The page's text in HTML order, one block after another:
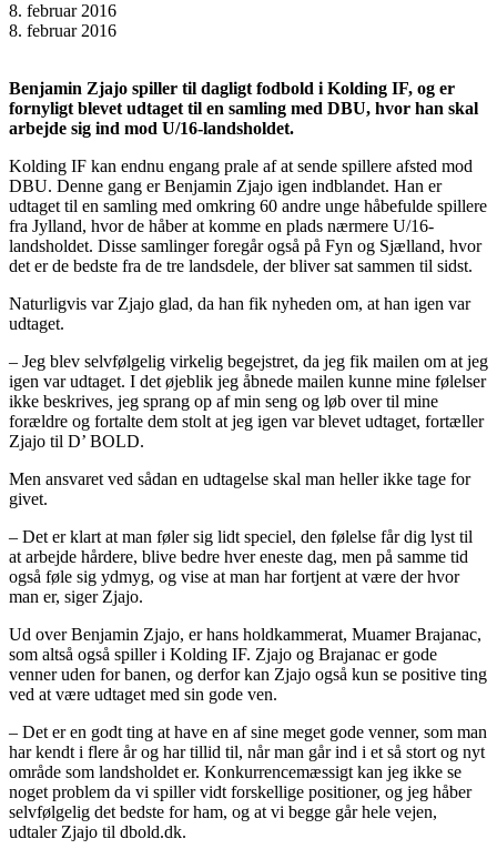
8. februar 2016
8. februar 2016
Benjamin Zjajo spiller til dagligt fodbold i Kolding IF, og er
fornyligt blevet udtaget til en samling med DBU, hvor han skal
arbejde sig ind mod U/16-landsholdet.
Kolding IF kan endnu engang prale af at sende spillere afsted mod
DBU. Denne gang er Benjamin Zjajo igen indblandet. Han er
udtaget til en samling med omkring 60 andre unge håbefulde spillere
fra Jylland, hvor de håber at komme en plads nærmere U/16-
landsholdet. Disse samlinger foregår også på Fyn og Sjælland, hvor
det er de bedste fra de tre landsdele, der bliver sat sammen til sidst.
Naturligvis var Zjajo glad, da han fik nyheden om, at han igen var
udtaget.
– Jeg blev selvfølgelig virkelig begejstret, da jeg fik mailen om at jeg
igen var udtaget. I det øjeblik jeg åbnede mailen kunne mine følelser
ikke beskrives, jeg sprang op af min seng og løb over til mine
forældre og fortalte dem stolt at jeg igen var blevet udtaget, fortæller
Zjajo til D’ BOLD.
Men ansvaret ved sådan en udtagelse skal man heller ikke tage for
givet.
– Det er klart at man føler sig lidt speciel, den følelse får dig lyst til
at arbejde hårdere, blive bedre hver eneste dag, men på samme tid
også føle sig ydmyg, og vise at man har fortjent at være der hvor
man er, siger Zjajo.
Ud over Benjamin Zjajo, er hans holdkammerat, Muamer Brajanac,
som altså også spiller i Kolding IF. Zjajo og Brajanac er gode
venner uden for banen, og derfor kan Zjajo også kun se positive ting
ved at være udtaget med sin gode ven.
– Det er en godt ting at have en af sine meget gode venner, som man
har kendt i flere år og har tillid til, når man går ind i et så stort og nyt
område som landsholdet er. Konkurrencemæssigt kan jeg ikke se
noget problem da vi spiller vidt forskellige positioner, og jeg håber
selvfølgelig det bedste for ham, og at vi begge går hele vejen,
udtaler Zjajo til dbold.dk.